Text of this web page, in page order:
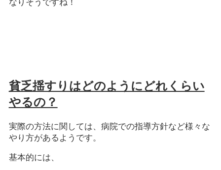
なりそうですね！
貧乏揺すりはどのようにどれくらい
やるの？
実際の方法に関しては、病院での指導方針など様々な
やり方があるようです。
基本的には、